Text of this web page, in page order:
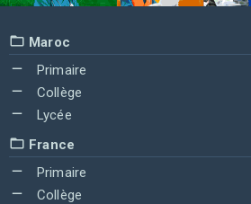
Maroc
Primaire
Collège
Lycée
France
Primaire
Collège